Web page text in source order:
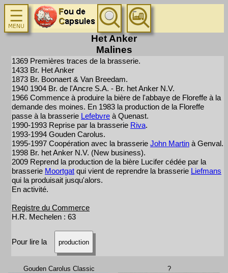
Het Anker
Malines
1369 Premières traces de la brasserie.
1433 Br. Het Anker
1873 Br. Boonaert & Van Breedam.
1940 1904 Br. de l'Ancre S.A. - Br. het Anker N.V.
1966 Commence à produire la bière de l'abbaye de Floreffe à la
demande des moines. En 1983 la production de la Floreffe
passe à la brasserie Lefebvre à Quenast.
1990-1993 Reprise par la brasserie Riva.
1993-1994 Gouden Carolus.
1995-1997 Coopération avec la brasserie John Martin à Genval.
1998 Br. het Anker N.V. (New business).
2009 Reprend la production de la bière Lucifer cédée par la
brasserie Moortgat qui vient de reprendre la brasserie Liefmans
qui la produisait jusqu'alors.
En activité.
Registre du Commerce
H.R. Mechelen : 63
Pour lire la production
Gouden Carolus Classic ?